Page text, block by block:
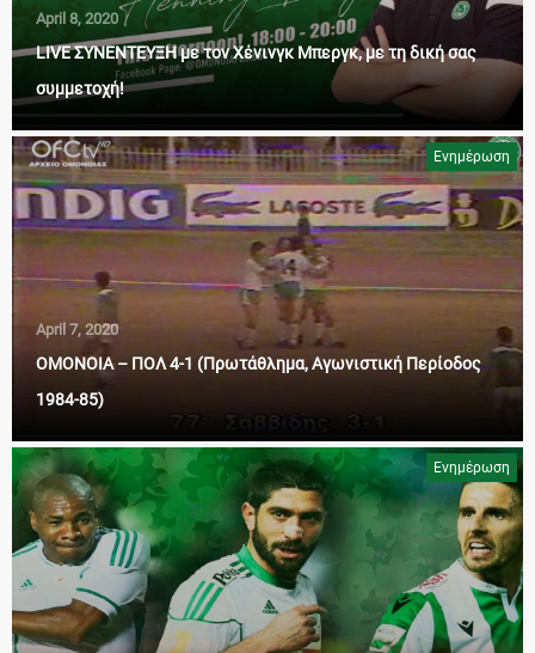
April 8, 2020
LIVE ΣΥΝΕΝΤΕΥΞΗ με τον Χένινγκ Μπεργκ, με τη δική σας
συμμετοχή!
Ενημέρωση
April 7, 2020
ΟΜΟΝΟΙΑ – ΠΟΛ 4-1 (Πρωτάθλημα, Αγωνιστική Περίοδος
1984-85)
Ενημέρωση